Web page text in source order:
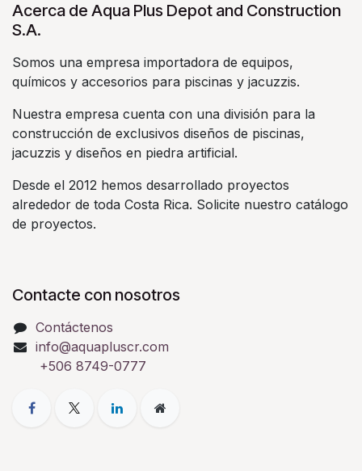
Acerca de Aqua Plus Depot and Construction
S.A.
Somos una empresa importadora de equipos,
químicos y accesorios para piscinas y jacuzzis.
Nuestra empresa cuenta con una división para la
construcción de exclusivos diseños de piscinas,
jacuzzis y diseños en piedra artificial.
Desde el 2012 hemos desarrollado proyectos
alrededor de toda Costa Rica. Solicite nuestro catálogo
de proyectos.
Contacte con nosotros
Contáctenos
info@aquapluscr.com
+506 8749-0777